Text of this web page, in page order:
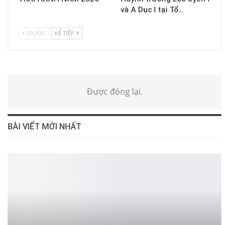
và A Dục I tại Tổ…
TRƯỚC KẾ TIẾP
Được đóng lại.
BÀI VIỂT MỚI NHẤT